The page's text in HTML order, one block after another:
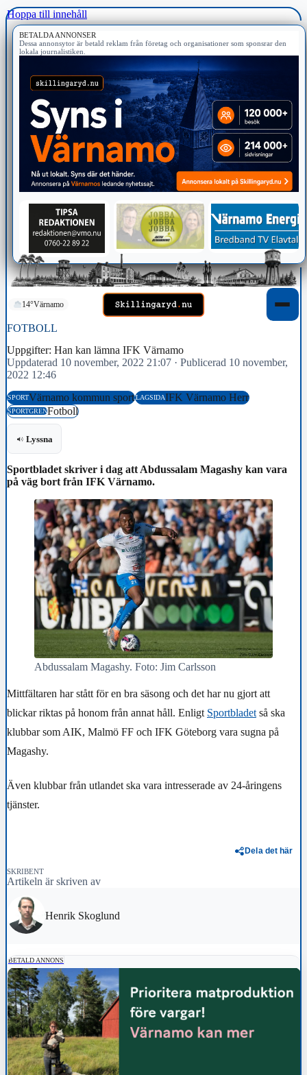
Hoppa till innehåll
BETALDA ANNONSER
Dessa annonsytor är betald reklam från företag och organisationer som sponsrar den
lokala journalistiken.
14°Värnamo
FOTBOLL
Uppgifter: Han kan lämna IFK Värnamo
Uppdaterad 10 november, 2022 21:07 · Publicerad 10 november,
2022 12:46
SPORTVärnamo kommun sportLAGSIDAIFK Värnamo Herr
SPORTGRENFotboll
Lyssna
Sportbladet skriver i dag att Abdussalam Magashy kan vara
på väg bort från IFK Värnamo.
Abdussalam Magashy. Foto: Jim Carlsson
Mittfältaren har stått för en bra säsong och det har nu gjort att
blickar riktas på honom från annat håll. Enligt Sportbladet så ska
klubbar som AIK, Malmö FF och IFK Göteborg vara sugna på
Magashy.
Även klubbar från utlandet ska vara intresserade av 24-åringens
tjänster.
Dela det här
SKRIBENT
Artikeln är skriven av
Henrik Skoglund
BETALD ANNONS